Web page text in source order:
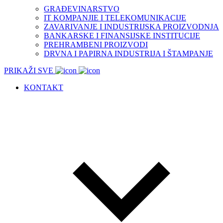
GRAĐEVINARSTVO
IT KOMPANJIE I TELEKOMUNIKACIJE
ZAVARIVANJE I INDUSTRIJSKA PROIZVODNJA
BANKARSKE I FINANSIJSKE INSTITUCIJE
PREHRAMBENI PROIZVODI
DRVNA I PAPIRNA INDUSTRIJA I ŠTAMPANJE
PRIKAŽI SVE
KONTAKT